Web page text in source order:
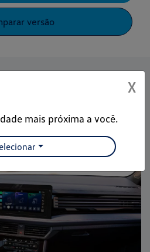
versão
X
mais próxima a você.